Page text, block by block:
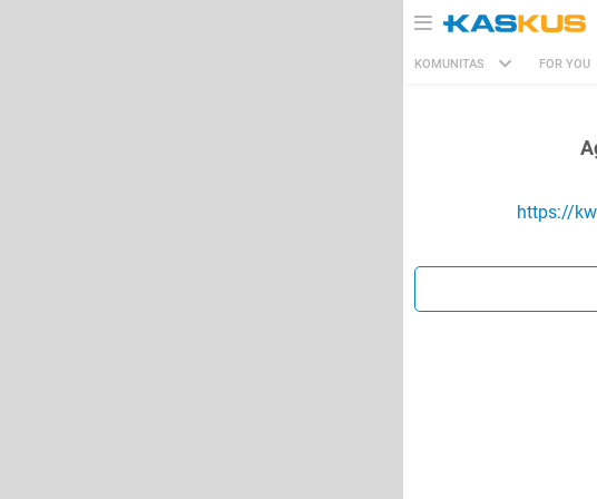
KOMUNITAS FOR YOU
https://